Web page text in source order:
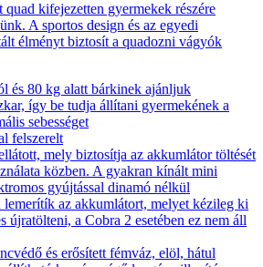
kifejezetten gyermekek részére
A sportos design és az egyedi
élményt biztosít a quadozni vágyók
és 80 kg alatt bárkinek ajánljuk
így be tudja állítani gyermekének a
sebességet
felszerelt
mely biztosítja az akkumlátor töltését
közben. A gyakran kínált mini
gyújtással dinamó nélkül
lemerítík az akkumlátort, melyet kézileg ki
újratölteni, a Cobra 2 esetében ez nem áll
és erősített fémváz, elöl, hátul